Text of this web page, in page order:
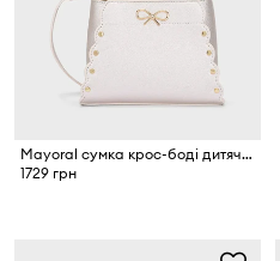
Mayoral сумка крос-боді дитяча зі штучної шкіри
1729 грн